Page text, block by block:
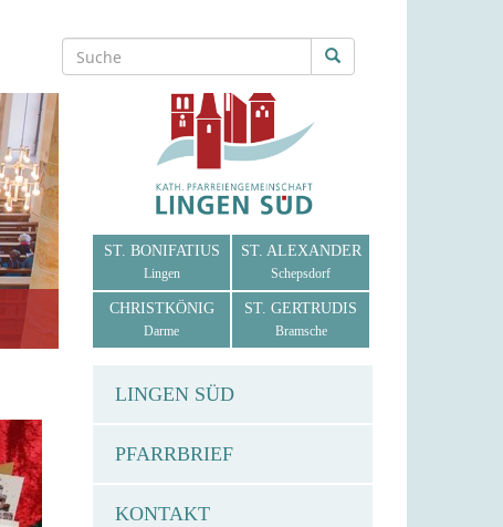
ST. BONIFATIUS
Lingen
ST. ALEXANDER
Schepsdorf
CHRISTKÖNIG
Darme
ST. GERTRUDIS
Bramsche
LINGEN SÜD
PFARRBRIEF
KONTAKT